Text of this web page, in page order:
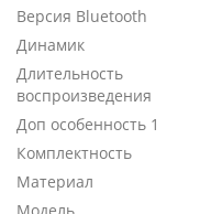
Версия Bluetooth
Динамик
Длительность
воспроизведения
Доп особенность 1
Комплектность
Материал